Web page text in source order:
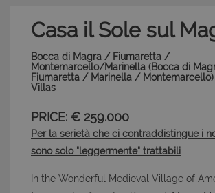
Casa il Sole sul
Bocca di Magra / Fiumaretta /
Montemarcello/Marinella (Bocca di
Fiumaretta / Marinella / Montemarcello)
Villas
PRICE: € 259.000
Per la serietà che ci contraddistingue i
sono solo "leggermente" trattabili
In the Wonderful Medieval Village of